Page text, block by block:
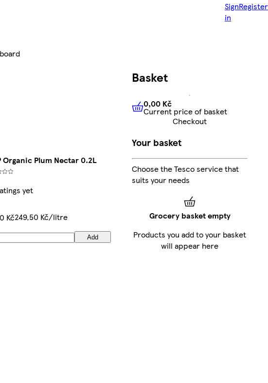
Sign
in
Register
Organic Plum Nectar 0.2L
yet
Kč249,50 Kč/litre
Add
Basket
0,00 KčCurrent price of
0,00 Kč
Current price of basket
Checkout
Your basket
Choose the Tesco service that
suits your needs
Grocery basket empty
Products you add to your basket
will appear here